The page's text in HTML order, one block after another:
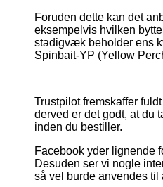
Foruden dette kan det
eksempelvis hvilken
stadigvæk beholder ens
Spinbait-YP (Yellow
Trustpilot fremskaffer
derved er det godt, at du
inden du bestiller.
Facebook yder lignende
Desuden ser vi nogle
så vel burde anvendes til